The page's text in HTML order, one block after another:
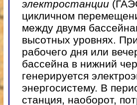
электростанции
цикличном
между двумя
высотных уровнях.
рабочего дня или
бассейна в нижний
генерируется
энергосистему. В
станция, наоборот,